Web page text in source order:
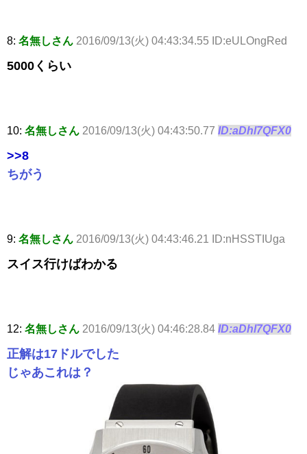
8: 名無しさん 2016/09/13(火) 04:43:34.55 ID:eULOngRed
5000くらい
10: 名無しさん 2016/09/13(火) 04:43:50.77 ID:aDhl7QFX0
>>8
ちがう
9: 名無しさん 2016/09/13(火) 04:43:46.21 ID:nHSSTIUga
スイス行けばわかる
12: 名無しさん 2016/09/13(火) 04:46:28.84 ID:aDhl7QFX0
正解は17ドルでした
じゃあこれは？